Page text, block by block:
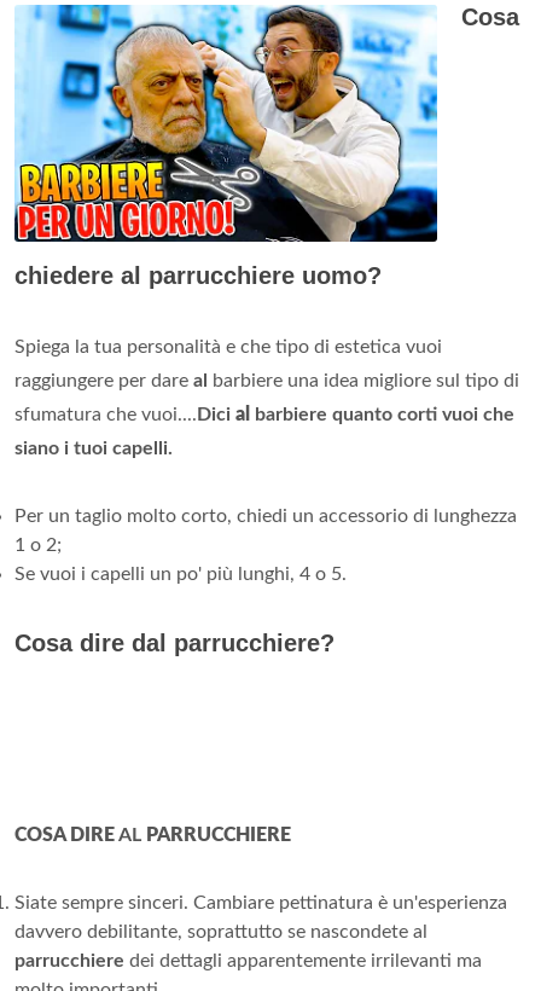
Cosa
chiedere al parrucchiere uomo?
Spiega la tua personalità e che tipo di estetica vuoi
raggiungere per dare al
barbiere una idea migliore sul tipo di
sfumatura che vuoi.... Dici al
barbiere quanto corti vuoi che
siano i tuoi capelli.
Per un taglio molto corto, chiedi un accessorio di lunghezza
1 o 2;
Se vuoi i capelli un po' più lunghi, 4 o 5.
Cosa dire dal parrucchiere?
COSA DIREAL PARRUCCHIERE
Siate sempre sinceri. Cambiare pettinatura è un'esperienza
davvero debilitante, soprattutto se nascondete al
parrucchiere dei dettagli apparentemente irrilevanti ma